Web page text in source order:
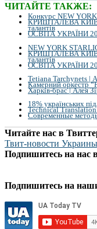
ЧИТАЙТЕ ТАКЖЕ:
Конкурс NEW
КРИШТАЛЕВА
талантів
ОСВІТА УКРАЇНИ
NEW YORK
КРИШТАЛЕВА
талантів
ОСВІТА УКРАЇНИ
Tetiana Tarchynets |
Камерний оркестр
Харків-брас | Алея
18% українських
Technical
Современные
Читайте нас в
Твит-новости
Подпишитесь на нас
Подпишитесь на